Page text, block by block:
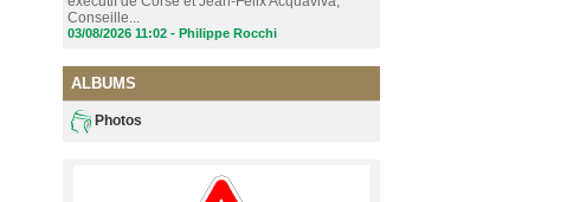
Conseille...
03/08/2026 11:02 - Philippe Rocchi
ALBUMS
Photos